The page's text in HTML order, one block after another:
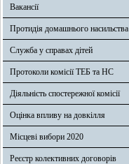
Вакансії
Протидія домашнього насильства
Служба у справах дітей
Протоколи комісії ТЕБ та НС
Діяльність спостережної комісії
Оцінка впливу на довкілля
Місцеві вибори 2020
Реєстр колективних договорів